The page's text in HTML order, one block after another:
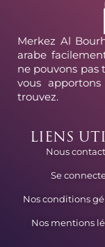
Merkez Al
arabe
ne pouvons pas
vous
trouvez.
LIENS
Nous
Se
Nos conditions
Nos mentions